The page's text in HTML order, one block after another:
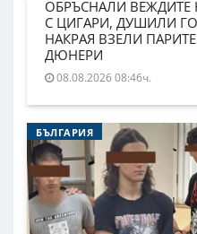
ОБРЪСНАЛИ ВЕЖДИТЕ
С ЦИГАРИ, ДУШИЛИ
НАКРАЯ ВЗЕЛИ
ДЮНЕРИ
08.08.2026 08:46ч.
БЪЛГАРИЯ